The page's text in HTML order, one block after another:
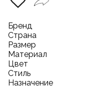
Бренд
Страна
Размер
Материал
Цвет
Стиль
Назначение